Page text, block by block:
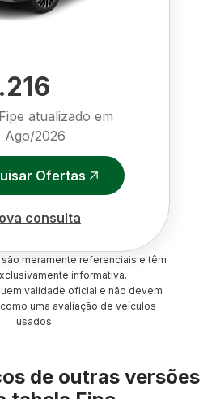
atualizado em
Ago/2026
Ofertas
consulta
meramente referenciais e têm
informativa.
validade oficial e não devem
uma avaliação de veículos
usados.
de outras versões